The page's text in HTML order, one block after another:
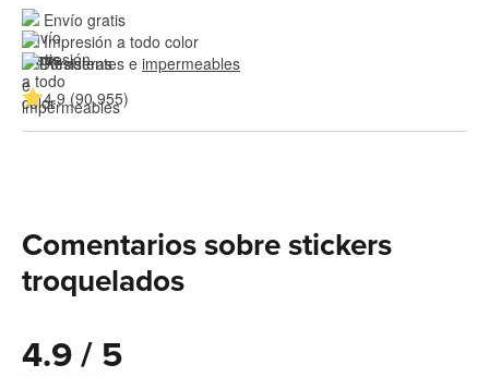
Envío gratis
Impresión a todo color
Resistentes e impermeables
4.9 (90,955)
Comentarios sobre stickers
troquelados
4.9 / 5